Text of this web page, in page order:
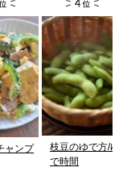
ャンプ
枝豆のゆで方/ゆ
で時間